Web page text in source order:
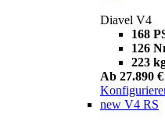
Diavel V4
168
126
223
Ab 27.890 €
new V4 RS